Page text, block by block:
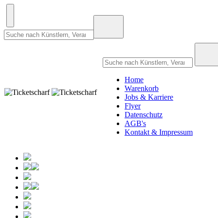
Home
Warenkorb
Jobs & Karriere
Flyer
Datenschutz
AGB's
Kontakt & Impressum